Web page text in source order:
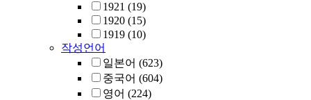
1921 (19)
1920 (15)
1919 (10)
작성언어
일본어 (623)
중국어 (604)
영어 (224)